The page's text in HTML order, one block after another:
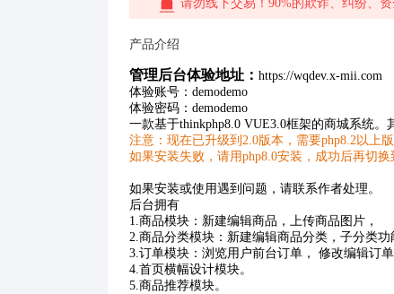
请勿线下交易！90%的欺诈、纠纷、
产品介绍
管理后台体验地址： https://wqdev.x-mii.com
体验账号：demodemo
体验密码：demodemo
一款基于thinkphp8.0 VUE3.0框架的商城系统。
注意：现在已升级到2.0版本，需要php8.2以上
如果安装失败，请用php8.0安装，成功后再切
如果安装或使用遇到问题，请联系作者处理。
后台拥有
1.商品模块：新建编辑商品，上传商品图片，
2.商品分类模块：新建编辑商品分类，子分类功
3.订单模块：浏览用户前台订单， 修改编辑订
4.首页横幅设计模块。
5.商品推荐模块。